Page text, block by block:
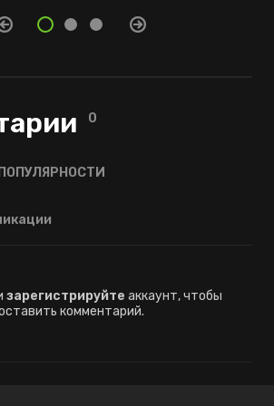
0
зарегистрируйте аккаунт, чтобы
комментарий.